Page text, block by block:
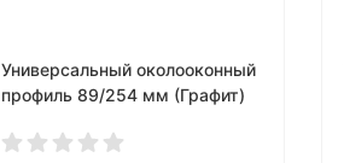
Универсальный околооконный
профиль 89/254 мм (Графит)